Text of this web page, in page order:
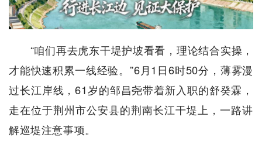
“咱们再去虎东干堤护坡看看，理论结合实操，
才能快速积累一线经验。”6月1日6时50分，薄雾漫
过长江岸线，61岁的邹昌尧带着新入职的舒癸霖，
走在位于荆州市公安县的荆南长江干堤上，一路讲
解巡堤注意事项。